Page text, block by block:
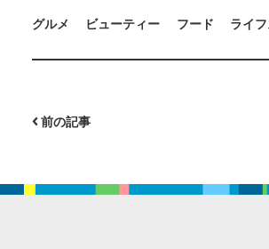
グルメ ビューティー フード ライ
前の記事